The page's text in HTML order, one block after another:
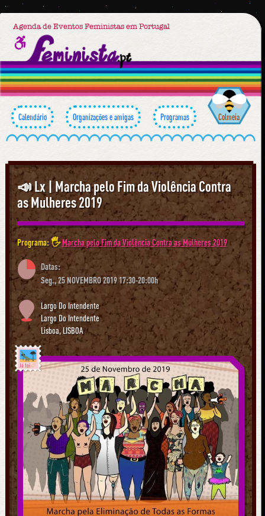
Agenda de Eventos Feministas em Portugal
Calendário Organizações e amigas Programas Colmeia
📣 Lx | Marcha pelo Fim da Violência Contra
as Mulheres 2019
Programa: 🖐Marcha pelo Fim da Violência Contra as Mulheres 2019
Datas:
Seg., 25 NOVEMBRO 2019 17:30-20:00h
Largo Do Intendente
Largo Do Intendente
Lisboa, LISBOA
Já foi